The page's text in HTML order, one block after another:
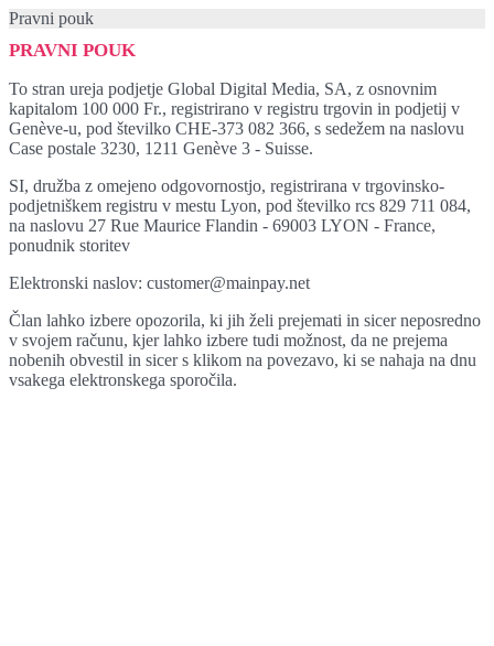
Pravni pouk
PRAVNI POUK
To stran ureja podjetje Global Digital Media, SA, z osnovnim
kapitalom 100 000 Fr., registrirano v registru trgovin in podjetij v
Genève-u, pod številko CHE-373 082 366, s sedežem na naslovu
Case postale 3230, 1211 Genève 3 - Suisse.
SI, družba z omejeno odgovornostjo, registrirana v trgovinsko-
podjetniškem registru v mestu Lyon, pod številko rcs 829 711 084,
na naslovu 27 Rue Maurice Flandin - 69003 LYON - France,
ponudnik storitev
Elektronski naslov: customer@mainpay.net
Član lahko izbere opozorila, ki jih želi prejemati in sicer neposredno
v svojem računu, kjer lahko izbere tudi možnost, da ne prejema
nobenih obvestil in sicer s klikom na povezavo, ki se nahaja na dnu
vsakega elektronskega sporočila.